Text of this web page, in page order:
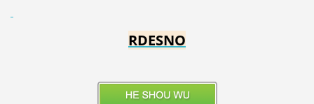
RDESNO